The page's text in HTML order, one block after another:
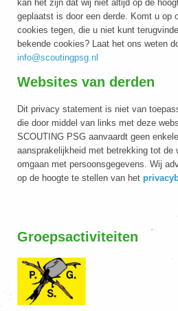
kan het zijn dat wij niet altijd op de
geplaatst is door een derde. Komt u op
cookies tegen, die u niet kunt
bekende cookies? Laat het ons weten
info@scoutingpsg.nl
Websites van derden
Dit privacy statement is niet van
die door middel van links met deze
SCOUTING PSG aanvaardt geen
aansprakelijkheid met betrekking tot de
omgaan met persoonsgegevens. Wij
op de hoogte te stellen van het
Groepsactiviteiten